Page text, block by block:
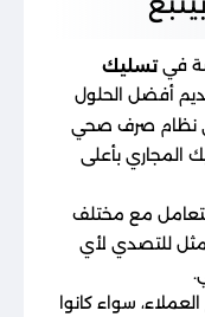
فيتسليك
أفضل الحلول
نظام صرف صحي
المجاري بأعلى
مع مختلف
للتصدي لأي
سواء كانوا